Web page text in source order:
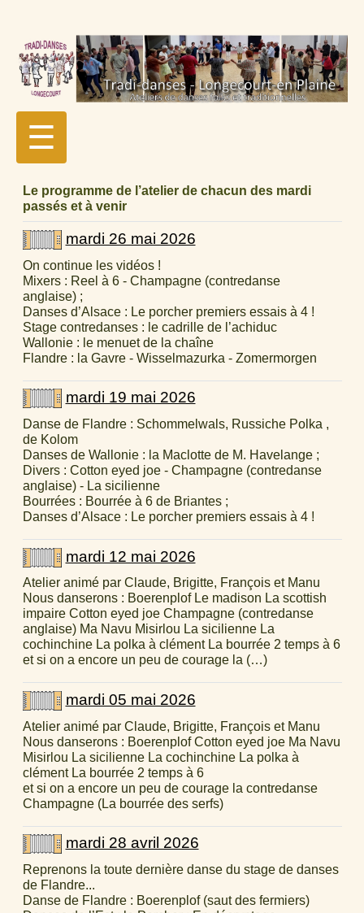
☰
Le programme de l’atelier de chacun des mardi
passés et à venir
mardi 26 mai 2026
On continue les vidéos !
Mixers : Reel à 6 - Champagne (contredanse
anglaise) ;
Danses d’Alsace : Le porcher premiers essais à 4 !
Stage contredanses : le cadrille de l’achiduc
Wallonie : le menuet de la chaîne
Flandre : la Gavre - Wisselmazurka - Zomermorgen
mardi 19 mai 2026
Danse de Flandre : Schommelwals, Russiche Polka ,
de Kolom
Danses de Wallonie : la Maclotte de M. Havelange ;
Divers : Cotton eyed joe - Champagne (contredanse
anglaise) - La sicilienne
Bourrées : Bourrée à 6 de Briantes ;
Danses d’Alsace : Le porcher premiers essais à 4 !
mardi 12 mai 2026
Atelier animé par Claude, Brigitte, François et Manu
Nous danserons : Boerenplof Le madison La scottish
impaire Cotton eyed joe Champagne (contredanse
anglaise) Ma Navu Misirlou La sicilienne La
cochinchine La polka à clément La bourrée 2 temps à 6
et si on a encore un peu de courage la (…)
mardi 05 mai 2026
Atelier animé par Claude, Brigitte, François et Manu
Nous danserons : Boerenplof Cotton eyed joe Ma Navu
Misirlou La sicilienne La cochinchine La polka à
clément La bourrée 2 temps à 6
et si on a encore un peu de courage la contredanse
Champagne (La bourrée des serfs)
mardi 28 avril 2026
Reprenons la toute dernière danse du stage de danses
de Flandre...
Danse de Flandre : Boerenplof (saut des fermiers)